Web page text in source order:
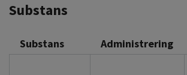
Substans
Substans Administrering